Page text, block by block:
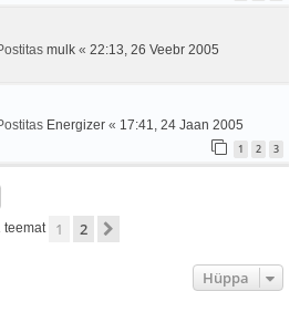
mulk « 22:13, 26 Veebr 2005
Energizer « 17:41, 24 Jaan 2005
1 2 3
teemat 1 2
Hüppa